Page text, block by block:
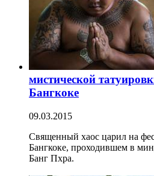
мистической
Бангкоке
09.03.2015
Священный хаос царил на
Бангкоке, проходившем в
Банг Пхра.